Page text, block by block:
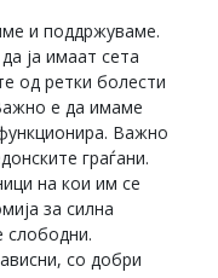
и поддржуваме.
ја имаат сета
од ретки болести
е да имаме
Важно
граѓани.
на кои им се
за силна
слободни.
со добри